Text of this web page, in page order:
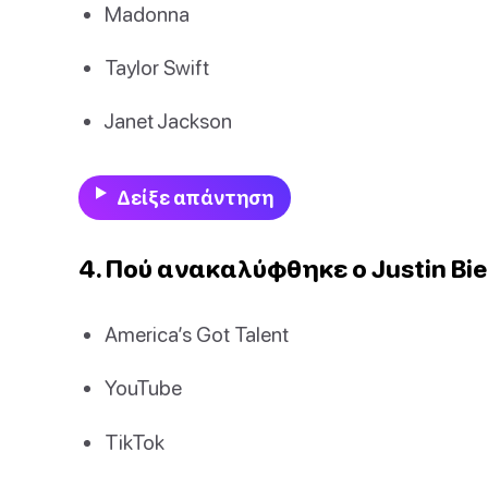
Madonna
Taylor Swift
Janet Jackson
Δείξε απάντηση
4. Πού ανακαλύφθηκε ο Justin
America’s Got Talent
YouTube
TikTok